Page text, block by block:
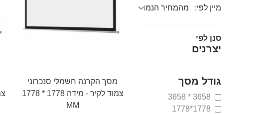
מיין לפי:
סנן לפי
יצרנים
גודל מסך
3658 * 3658
1778*1778
מסך הקרנה חשמלי סנכרוני
צמוד לקיר - מידה 1778 * 1778
MM